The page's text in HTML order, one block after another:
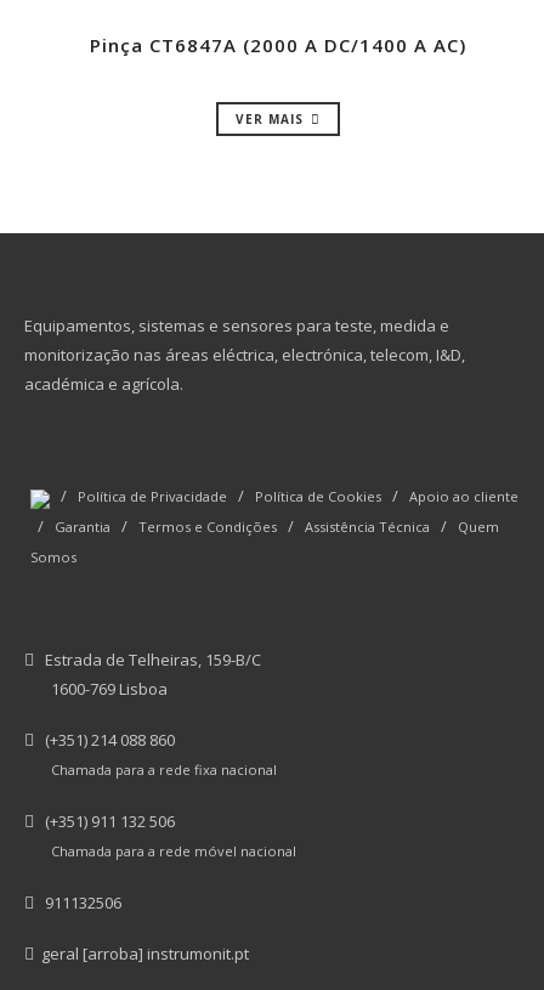
Pinça CT6847A (2000 A DC/1400 A AC)
VER MAIS
Equipamentos, sistemas e sensores para teste, medida e
monitorização nas áreas eléctrica, electrónica, telecom, I&D,
académica e agrícola.
/ Política de Privacidade / Política de Cookies / Apoio ao cliente
/ Garantia / Termos e Condições / Assistência Técnica /
Quem
Somos
Estrada de Telheiras, 159-B/C
1600-769 Lisboa
(+351) 214 088 860
Chamada para a rede fixa nacional
(+351) 911 132 506
Chamada para a rede móvel nacional
911132506
geral [arroba] instrumonit.pt